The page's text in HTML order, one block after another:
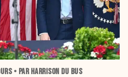
• PAR HARRISON DU BUS